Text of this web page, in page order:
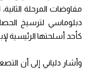
مفاوضات المرحلة
دبلوماسي لترسيخ
كأحد أسلحتها الرئيسية
وأشار دلياني إلى أن